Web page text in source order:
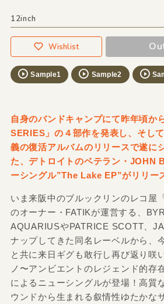
12inch
Wishlist
Sample1 Sample2
自身のバンドキャンプにて昨年頃か
SERIES」の４部作を発表し、そし
義の復活アルバムのリリースで遂に
た、デトロイトのベテラン・JOHN
ーシングル”The Lake EP”がリリー
いま来阪中のブルックリンのレコ屋
のオーナー・FATIKが運営する、
AQUARIUSやPATRICE SCOTT、
ナップしてきた同名レーベルから、
と共に来日ギグも敢行し再び返り咲
ノ〜アンビエントのレジェンド的存
によるニューシングルが登場！高質
ウンドから生まれる叙情性ゆたかな